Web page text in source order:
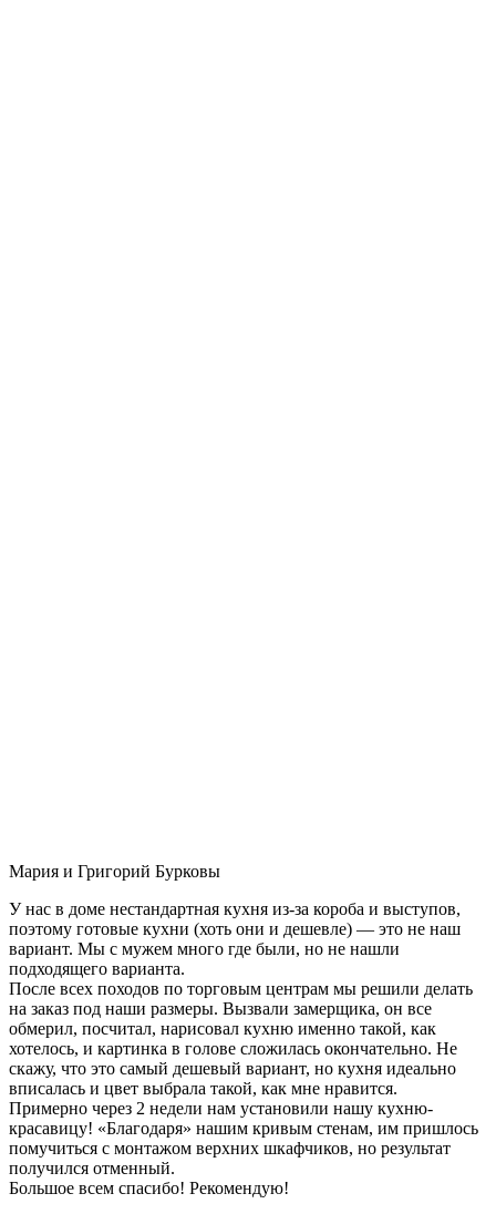
Мария и Григорий Бурковы
У нас в доме нестандартная кухня из-за короба и выступов,
поэтому готовые кухни (хоть они и дешевле) — это не наш
вариант. Мы с мужем много где были, но не нашли
подходящего варианта.
После всех походов по торговым центрам мы решили делать
на заказ под наши размеры. Вызвали замерщика, он все
обмерил, посчитал, нарисовал кухню именно такой, как
хотелось, и картинка в голове сложилась окончательно. Не
скажу, что это самый дешевый вариант, но кухня идеально
вписалась и цвет выбрала такой, как мне нравится.
Примерно через 2 недели нам установили нашу кухню-
красавицу! «Благодаря» нашим кривым стенам, им пришлось
помучиться с монтажом верхних шкафчиков, но результат
получился отменный.
Большое всем спасибо! Рекомендую!